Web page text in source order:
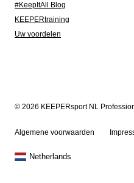
#KeepItAll Blog
KEEPERtraining
Uw voordelen
© 2026 KEEPERsport NL
Algemene voorwaarden
Netherlands